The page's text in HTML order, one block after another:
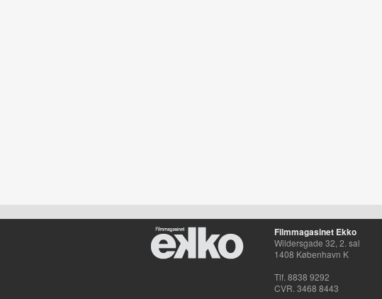
Filmmagasinet Ekko
Wildersgade 32, 2. sal
1408 København K
Tlf. 8838 9292
CVR. 3468 8443